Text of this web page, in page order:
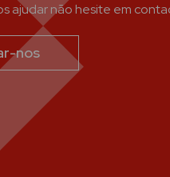
ajudar não hesite em
nos